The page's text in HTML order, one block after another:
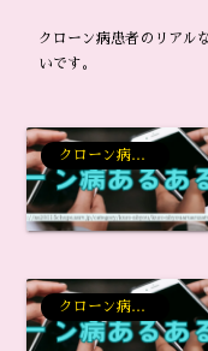
クローン病患者のリアル
いです。
クローン病あるある雑談
クローン病あるある雑談